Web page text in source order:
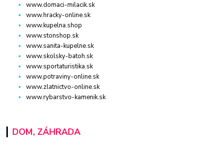
www.domaci-milacik.sk
www.hracky-online.sk
www.kupelna.shop
www.stonshop.sk
www.sanita-kupelne.sk
www.skolsky-batoh.sk
www.sportaturistika.sk
www.potraviny-online.sk
www.zlatnictvo-online.sk
www.rybarstvo-kamenik.sk
DOM, ZÁHRADA